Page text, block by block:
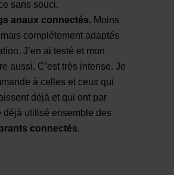
sans souci.
anaux connectés. Moins
complètement adaptés
J’en ai testé et mon
aussi. C’est très intense. Je
à celles et ceux qui
déjà et qui ont par
déjà utilisé ensemble des
connectés.